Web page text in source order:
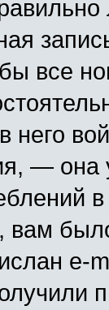
все
него
—
вам
e-